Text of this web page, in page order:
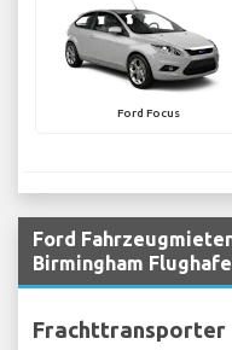
Ford Focus
Ford
Birmingham
Frachttransporter